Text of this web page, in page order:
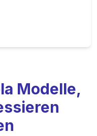
Modelle,